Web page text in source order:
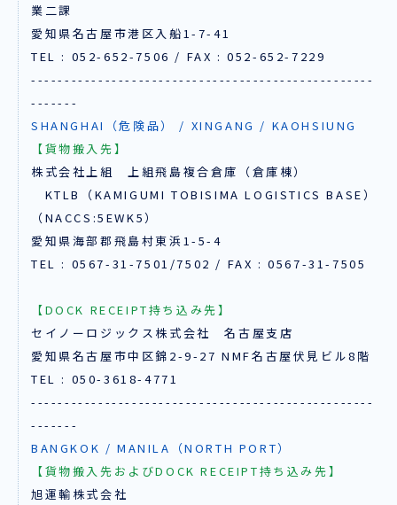
業二課
愛知県名古屋市港区入船1-7-41
TEL : 052-652-7506 / FAX : 052-652-7229
---------------------------------------------------
-------
SHANGHAI（危険品） / XINGANG / KAOHSIUNG
【貨物搬入先】
株式会社上組 上組飛島複合倉庫（倉庫棟）
KTLB（KAMIGUMI TOBISIMA LOGISTICS BASE）
（NACCS:5EWK5）
愛知県海部郡飛島村東浜1-5-4
TEL : 0567-31-7501/7502 / FAX : 0567-31-7505
【DOCK RECEIPT持ち込み先】
セイノーロジックス株式会社 名古屋支店
愛知県名古屋市中区錦2-9-27 NMF名古屋伏見ビル8階
TEL : 050-3618-4771
---------------------------------------------------
-------
BANGKOK / MANILA（NORTH PORT）
【貨物搬入先およびDOCK RECEIPT持ち込み先】
旭運輸株式会社